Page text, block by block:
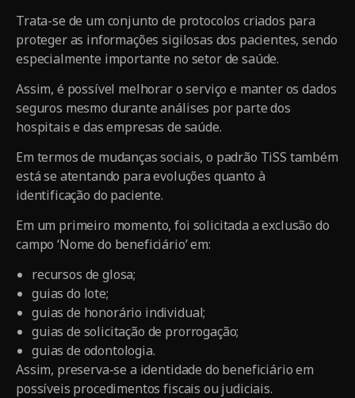
Trata-se de um conjunto de protocolos criados para
proteger as informações sigilosas dos pacientes, sendo
especialmente importante no setor de saúde.
Assim, é possível melhorar o serviço e manter os dados
seguros mesmo durante análises por parte dos
hospitais e das empresas de saúde.
Em termos de mudanças sociais, o padrão TiSS também
está se atentando para evoluções quanto à
identificação do paciente.
Em um primeiro momento, foi solicitada a exclusão do
campo ‘Nome do beneficiário’ em:
recursos de glosa;
guias do lote;
guias de honorário individual;
guias de solicitação de prorrogação;
guias de odontologia.
Assim, preserva-se a identidade do beneficiário em
possíveis procedimentos fiscais ou judiciais.